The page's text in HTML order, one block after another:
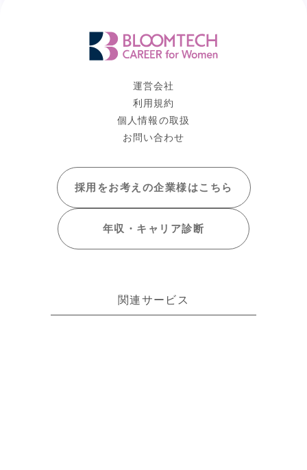
運営会社
利用規約
個人情報の取扱
お問い合わせ
採用をお考えの企業様はこちら
年収・キャリア診断
関連サービス